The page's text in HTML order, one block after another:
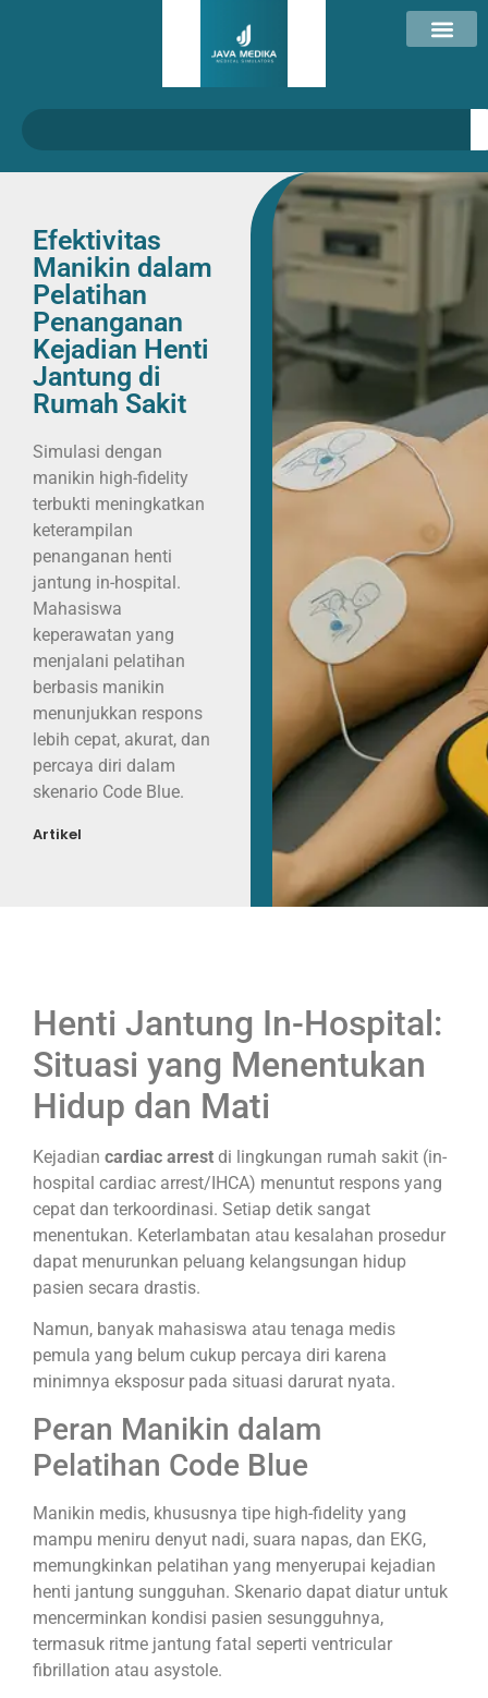
Efektivitas
Manikin dalam
Pelatihan
Penanganan
Kejadian Henti
Jantung di
Rumah Sakit
Simulasi dengan
manikin high-fidelity
terbukti meningkatkan
keterampilan
penanganan henti
jantung in-hospital.
Mahasiswa
keperawatan yang
menjalani pelatihan
berbasis manikin
menunjukkan respons
lebih cepat, akurat, dan
percaya diri dalam
skenario Code Blue.
Artikel
Henti Jantung In-Hospital:
Situasi yang Menentukan
Hidup dan Mati
Kejadian cardiac arrest di lingkungan rumah sakit (in-
hospital cardiac arrest/IHCA) menuntut respons yang
cepat dan terkoordinasi. Setiap detik sangat
menentukan. Keterlambatan atau kesalahan prosedur
dapat menurunkan peluang kelangsungan hidup
pasien secara drastis.
Namun, banyak mahasiswa atau tenaga medis
pemula yang belum cukup percaya diri karena
minimnya eksposur pada situasi darurat nyata.
Peran Manikin dalam
Pelatihan Code Blue
Manikin medis, khususnya tipe high-fidelity yang
mampu meniru denyut nadi, suara napas, dan EKG,
memungkinkan pelatihan yang menyerupai kejadian
henti jantung sungguhan. Skenario dapat diatur untuk
mencerminkan kondisi pasien sesungguhnya,
termasuk ritme jantung fatal seperti ventricular
fibrillation atau asystole.